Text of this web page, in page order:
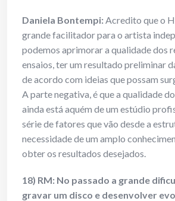
Daniela Bontempi:Acredito que o
grande facilitador para o artista
podemos aprimorar a qualidade dos
ensaios, ter um resultado preliminar
de acordo com ideias que possam
A parte negativa, é que a qualidade
ainda está aquém de um estúdio
série de fatores que vão desde a
necessidade de um amplo
obter os resultados desejados.
18) RM: No passado a grande
gravar um disco e desenvolver